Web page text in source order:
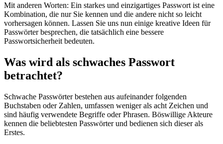
Mit anderen Worten: Ein starkes und einzigartiges Passwort ist eine
Kombination, die nur Sie kennen und die andere nicht so leicht
vorhersagen können. Lassen Sie uns nun einige kreative Ideen für
Passwörter besprechen, die tatsächlich eine bessere
Passwortsicherheit bedeuten.
Was wird als schwaches Passwort
betrachtet?
Schwache Passwörter bestehen aus aufeinander folgenden
Buchstaben oder Zahlen, umfassen weniger als acht Zeichen und
sind häufig verwendete Begriffe oder Phrasen. Böswillige Akteure
kennen die beliebtesten Passwörter und bedienen sich dieser als
Erstes.